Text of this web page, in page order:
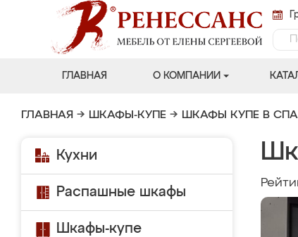
ГЛАВНАЯ О КОМПАНИИ
ГЛАВНАЯ → ШКАФЫ-КУПЕ → ШКАФЫ КУПЕ В
Кухни
Распашные шкафы
Шкафы-купе